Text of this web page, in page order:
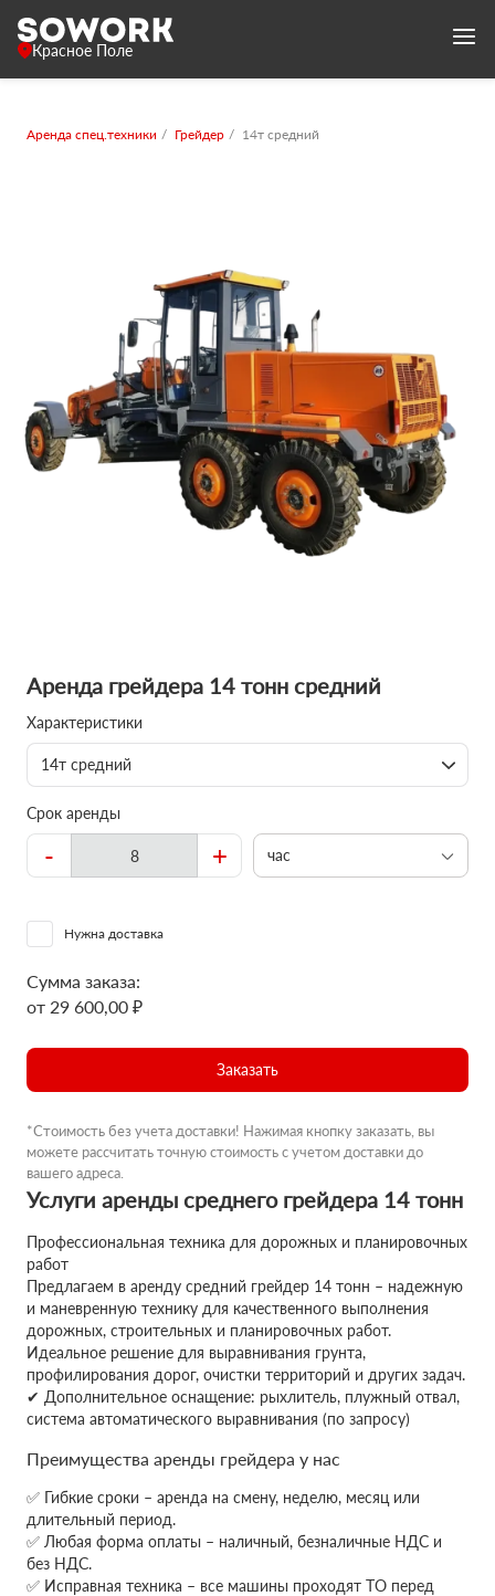
Красное Поле
Аренда спец.техники Грейдер 14т средний
Аренда грейдера 14 тонн средний
Характеристики
14т средний
Срок аренды
- + час
Нужна доставка
Сумма заказа:
от 29 600,00 ₽
Заказать
*Стоимость без учета доставки! Нажимая кнопку заказать, вы
можете рассчитать точную стоимость с учетом доставки до
вашего адреса.
Услуги аренды среднего грейдера 14 тонн
Профессиональная техника для дорожных и планировочных
работ
Предлагаем в аренду средний грейдер 14 тонн – надежную
и маневренную технику для качественного выполнения
дорожных, строительных и планировочных работ.
Идеальное решение для выравнивания грунта,
профилирования дорог, очистки территорий и других задач.
✔ Дополнительное оснащение: рыхлитель, плужный отвал,
система автоматического выравнивания (по запросу)
Преимущества аренды грейдера у нас
✅ Гибкие сроки – аренда на смену, неделю, месяц или
длительный период.
✅ Любая форма оплаты – наличный, безналичные НДС и
без НДС.
✅ Исправная техника – все машины проходят ТО перед